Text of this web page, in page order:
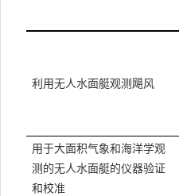
利用无人水面艇观测飓风
用于大面积气象和海洋学观
测的无人水面艇的仪器验证
和校准